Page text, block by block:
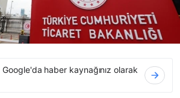
Google'da haber kaynağınız olarak